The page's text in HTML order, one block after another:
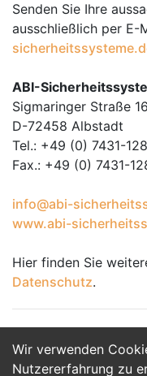
Wir verwenden
Nutzererfahrung zu
Senden Sie Ihre
ausschließlich per E-
ABI-
Sigmaringer Straße
D-72458 Albstadt
Tel.: +49 (0) 7431-
Fax.: +49 (0) 7431-
info@abi-
www.abi-
Hier finden Sie
Datenschutz.